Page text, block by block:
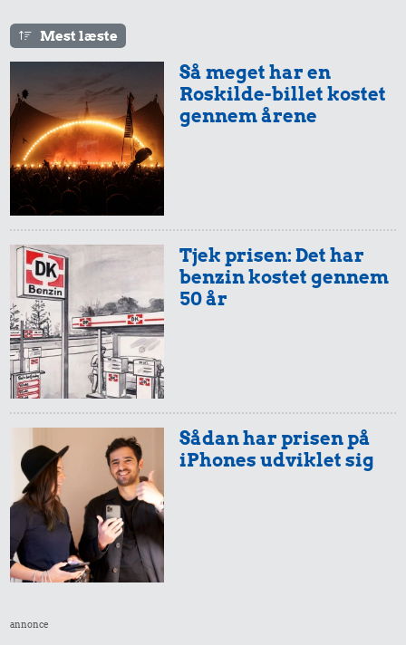
Mest læste
Så meget har en
Roskilde-billet kostet
gennem årene
Tjek prisen: Det har
benzin kostet gennem
50 år
Sådan har prisen på
iPhones udviklet sig
annonce